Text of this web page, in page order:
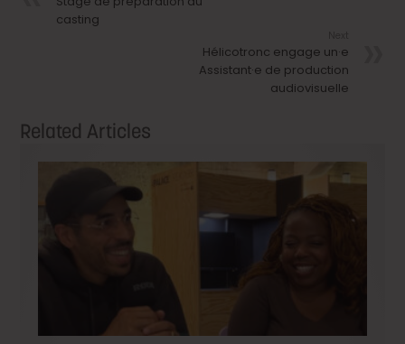
casting
Hélicotronc engage un·e
Assistant·e de production
audiovisuelle
Related Articles